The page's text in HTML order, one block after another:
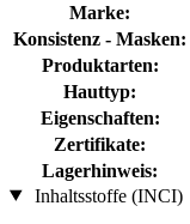
Marke:
Konsistenz - Masken:
Produktarten:
Hauttyp:
Eigenschaften:
Zertifikate:
Lagerhinweis:
Inhaltsstoffe (INCI)